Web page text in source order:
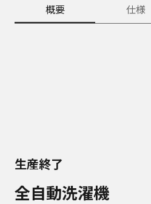
概要 仕様
生産終了
全自動洗濯機